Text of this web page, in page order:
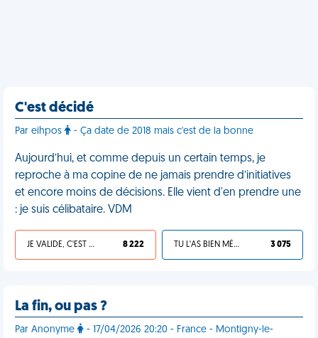
C'est décidé
Par eihpos - Ça date de 2018 mais c'est de la bonne
Aujourd’hui, et comme depuis un certain temps, je
reproche à ma copine de ne jamais prendre d’initiatives
et encore moins de décisions. Elle vient d'en prendre une
: je suis célibataire. VDM
JE VALIDE, C'EST UNE VDM 8 222 TU L'AS BIEN MÉRITÉ 3 075
La fin, ou pas ?
Par Anonyme
- 17/04/2026 20:20 - France - Montigny-le-